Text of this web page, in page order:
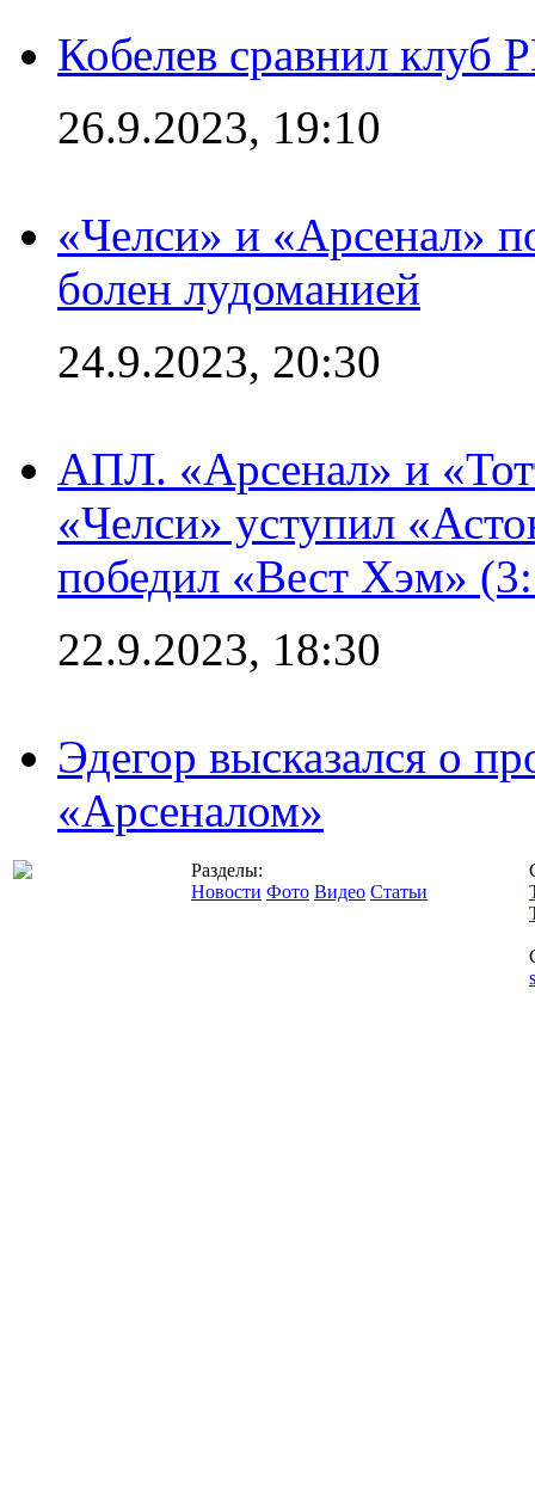
Кобелев сравнил клуб
26.9.2023, 19:10
«Челси» и «Арсенал»
болен лудоманией
24.9.2023, 20:30
АПЛ. «Арсенал» и
«Челси» уступил
победил «Вест Хэм»
22.9.2023, 18:30
Эдегор высказался о
«Арсеналом»
Разделы:
Новости Фото Видео Статьи